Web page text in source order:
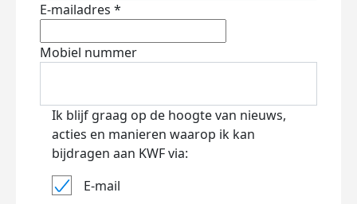
E-mailadres *
Mobiel nummer
Ik blijf graag op de hoogte van nieuws,
acties en manieren waarop ik kan
bijdragen aan KWF via:
E-mail